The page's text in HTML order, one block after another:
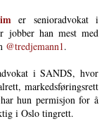
er senioradvokat i
jobber han mest med
@tredjemann1.
i SANDS, hvor
markeds­førings­rett
hun permisjon for å
i Oslo tingrett.